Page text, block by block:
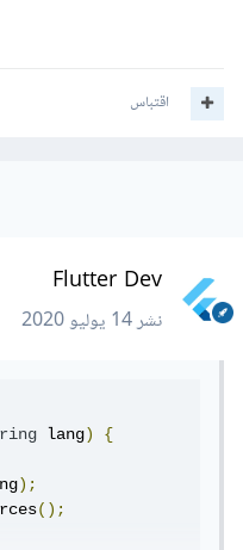
اقتباس
Flutter Dev
نشر14 يوليو 2020
lang) {
);
();